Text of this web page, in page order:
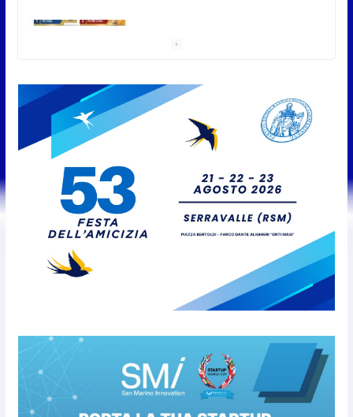
6 Agosto 2026
San Marino. Certificati di
malattia dei lavoratori
possibile una nuova modalità di
trasmissione
6 Agosto 2026
San Marino Junior Open:
definiti i quarti di finale
6 Agosto 2026